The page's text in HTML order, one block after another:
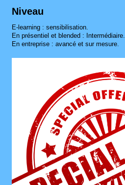
Niveau
E-learning : sensibilisation.
En présentiel et blended : Intermédiaire.
En entreprise : avancé et sur mesure.